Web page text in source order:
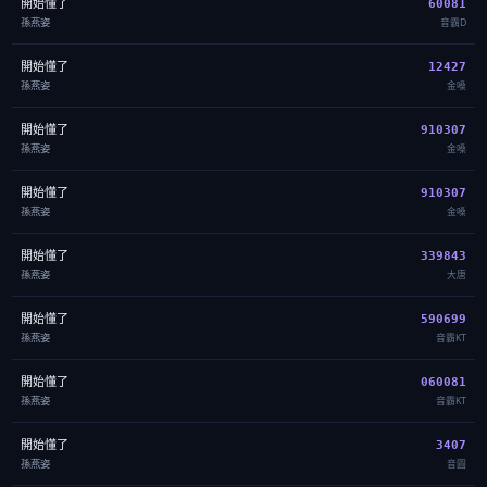
孫燕姿
60081
音霸D
開始懂了
孫燕姿
12427
金嗓
開始懂了
孫燕姿
910307
金嗓
開始懂了
孫燕姿
910307
金嗓
開始懂了
孫燕姿
339843
大唐
開始懂了
孫燕姿
590699
音霸KT
開始懂了
孫燕姿
060081
音霸KT
開始懂了
孫燕姿
3407
音圓